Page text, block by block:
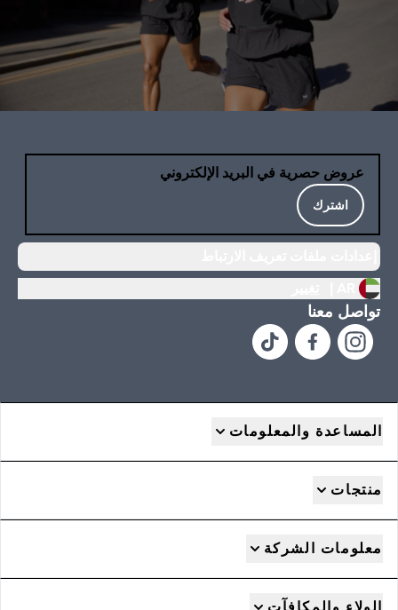
عروض حصرية في البريد الإلكتروني
اشترك
تواصل معنا
المساعدة والمعلومات
منتجات
معلومات الشركة
الولاء والمكافآت